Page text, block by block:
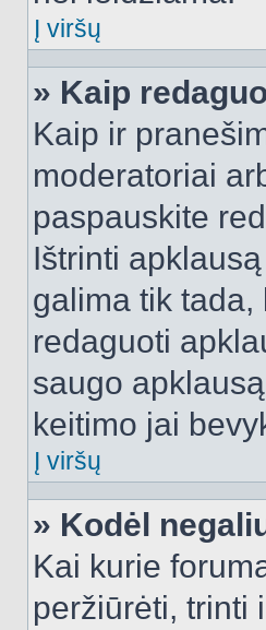
Į viršų
» Kaip
Kaip ir
moderatoriai
paspauskite
Ištrinti
galima tik
redaguoti
saugo
keitimo jai
Į viršų
» Kodėl
Kai kurie
peržiūrėti, trinti